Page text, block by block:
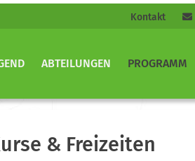
Kontakt
ABTEILUNGEN PROGRAMM
& Freizeiten